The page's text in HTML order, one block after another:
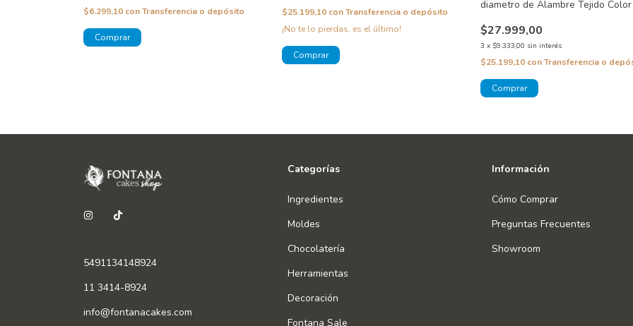
$6.299,10 conTransferencia o depósito $25.199,10 conTransferencia o depósito
¡No te lo pierdas, es el último!
diametro de Alambre Tejido
$27.999,00
3 x $9.333,00 sin interés
$25.199,10 conTransferencia o
5491134148924
11 3414-8924
info@fontanacakes.com
Categorías
Ingredientes
Moldes
Chocolatería
Herramientas
Decoración
Fontana Sale
Información
Cómo Comprar
Preguntas Frecuentes
Showroom